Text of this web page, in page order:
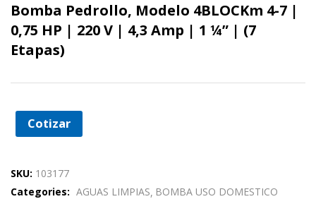
Bomba Pedrollo, Modelo 4BLOCKm 4-7 |
0,75 HP | 220 V | 4,3 Amp | 1 ¼” | (7
Etapas)
Cotizar
SKU: 103177
Categories: AGUAS LIMPIAS BOMBA USO DOMESTICO